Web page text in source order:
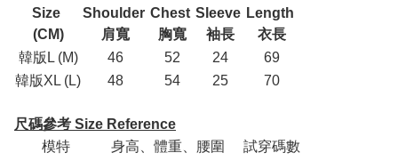
Size
(CM)
Shoulder
肩寬
Chest
胸寬
Sleeve
袖長
Length
衣長
韓版L (M)
46 52 24
69
韓版XL (L)
48 54 25 70
尺碼參考 Size Reference
模特
身高、體重、腰圍
試穿碼數